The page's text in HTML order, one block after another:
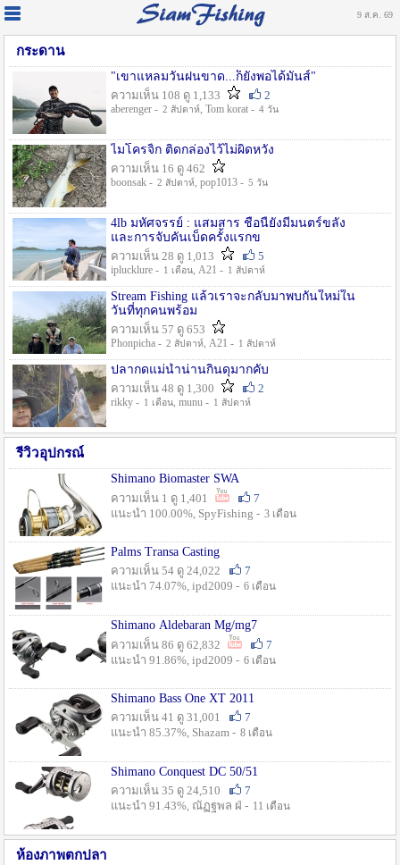
9 ส.ค. 69
กระดาน
"เขาแหลมวันฝนขาด...ก็ยังพอได้มันส์"
ความเห็น 108 ดู 1,133
2
aberenger - 2 สัปดาห์, Tom korat - 4 วัน
ไมโครจิ้ก ติดกล่องไว้ไม่ผิดหวัง
ความเห็น 16 ดู 462
boonsak - 2 สัปดาห์, pop1013 - 5 วัน
4lb มหัศจรรย์ : แสมสาร ชื่อนี้ยังมีมนตร์ขลัง
และการจับคันเบ็ดครั้งแรกข
ความเห็น 28 ดู 1,013
5
iplucklure - 1 เดือน, A21 - 1 สัปดาห์
Stream Fishing แล้วเราจะกลับมาพบกันใหม่ใน
วันที่ทุกคนพร้อม
ความเห็น 57 ดู 653
Phonpicha - 2 สัปดาห์, A21 - 1 สัปดาห์
ปลากดแม่น้ำน่านกินดุมากคับ
ความเห็น 48 ดู 1,300
2
rikky - 1 เดือน, munu - 1 สัปดาห์
รีวิวอุปกรณ์
Shimano Biomaster SWA
ความเห็น 1 ดู 1,401
7
แนะนำ 100.00%, SpyFishing - 3 เดือน
Palms Transa Casting
ความเห็น 54 ดู 24,022
7
แนะนำ 74.07%, ipd2009 - 6 เดือน
Shimano Aldebaran Mg/mg7
ความเห็น 86 ดู 62,832
7
แนะนำ 91.86%, ipd2009 - 6 เดือน
Shimano Bass One XT 2011
ความเห็น 41 ดู 31,001
7
แนะนำ 85.37%, Shazam - 8 เดือน
Shimano Conquest DC 50/51
ความเห็น 35 ดู 24,510
7
แนะนำ 91.43%, ณัฏฐพล ฝ่ - 11 เดือน
ห้องภาพตกปลา